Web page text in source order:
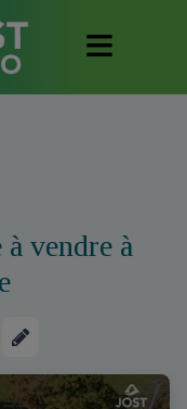
vendre à